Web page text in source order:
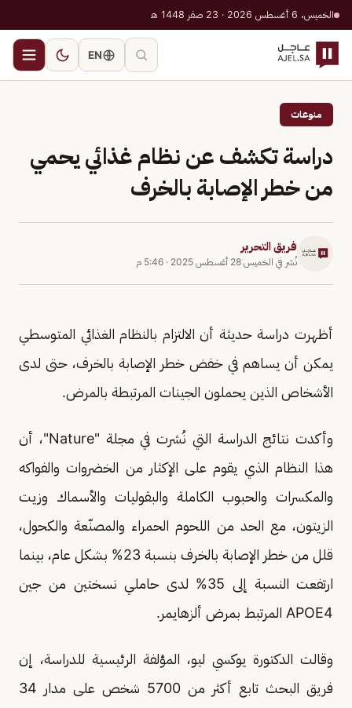
الخميس، 6 أغسطس 2026 · 23 صفر 1448 هـ
EN
منوعات
دراسة تكشف عن نظام غذائي يحمي
من خطر الإصابة بالخرف
فريق التحرير
نُشر في الخميس 28 أغسطس 2025 · 5:46 م
أظهرت دراسة حديثة أن الالتزام بالنظام الغذائي المتوسطي
يمكن أن يساهم في خفض خطر الإصابة بالخرف، حتى لدى
الأشخاص الذين يحملون الجينات المرتبطة بالمرض.
وأكدت نتائج الدراسة التي نُشرت في مجلة "Nature"، أن
هذا النظام الذي يقوم على الإكثار من الخضروات والفواكه
والمكسرات والحبوب الكاملة والبقوليات والأسماك وزيت
الزيتون، مع الحد من اللحوم الحمراء والمصنّعة والكحول،
قلل من خطر الإصابة بالخرف بنسبة 23% بشكل عام، بينما
ارتفعت النسبة إلى 35% لدى حاملي نسختين من جين
APOE4 المرتبط بمرض ألزهايمر.
وقالت الدكتورة يوكسي ليو، المؤلفة الرئيسية للدراسة، إن
فريق البحث تابع أكثر من 5700 شخص على مدار 34